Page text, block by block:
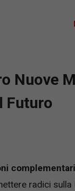
Nuove
Futuro
radici